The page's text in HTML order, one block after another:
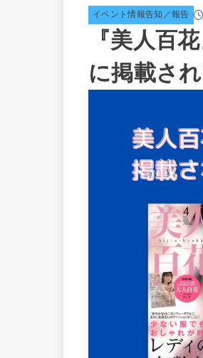
イベント情報告知／報告
『美人百
に掲載さ